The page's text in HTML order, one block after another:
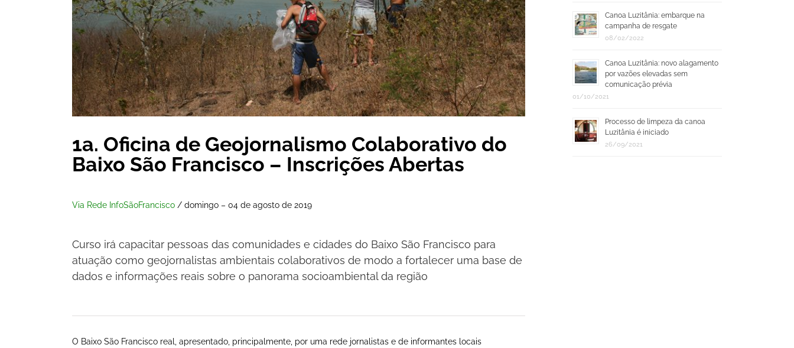
1a. Oficina de Geojornalismo Colaborativo do
Baixo São Francisco – Inscrições Abertas
Via Rede InfoSãoFrancisco / domingo – 04 de agosto de 2019
Curso irá capacitar pessoas das comunidades e cidades do Baixo São Francisco para
atuação como geojornalistas ambientais colaborativos de modo a fortalecer uma base de
dados e informações reais sobre o panorama socioambiental da região
O Baixo São Francisco real, apresentado, principalmente, por uma rede jornalistas e de informantes locais
Canoa Luzitânia: embarque na
campanha de resgate
08/02/2022
Canoa Luzitânia: novo alagamento
por vazões elevadas sem
comunicação prévia
01/10/2021
Processo de limpeza da canoa
Luzitânia é iniciado
26/09/2021